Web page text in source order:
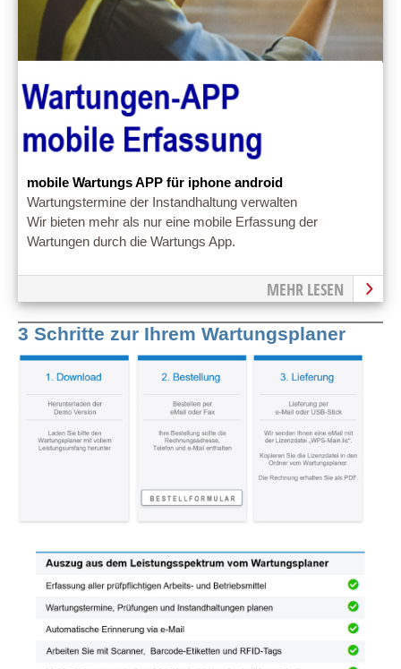
mobile Wartungs APP für iphone android
Wartungstermine der Instandhaltung verwalten
Wir bieten mehr als nur eine mobile Erfassung der
Wartungen durch die Wartungs App.
MEHR LESEN
3 Schritte zur Ihrem Wartungsplaner